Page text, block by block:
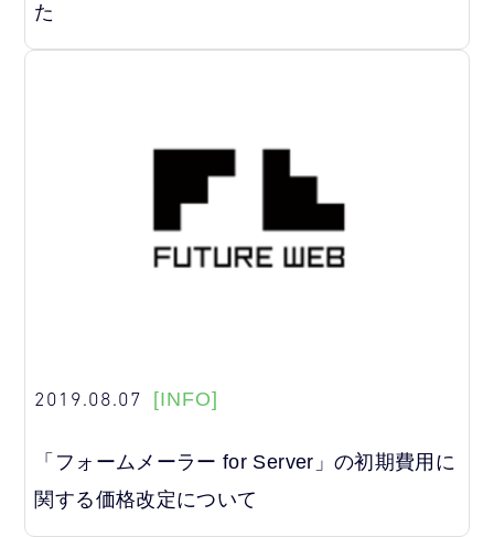
た
2019.08.07 [INFO]
「フォームメーラー for Server」の初期費用に
関する価格改定について